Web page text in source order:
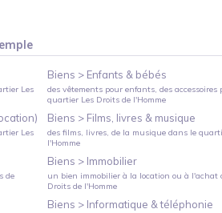
Les
Les
de
Biens > Enfants & bébés
des vêtements pour enfants, des accessoires
quartier Les Droits de l'Homme
Biens > Films, livres & musique
des films, livres, de la musiquedans le
l'Homme
Biens > Immobilier
un bien immobilier à la location ou à l'achat
Droits de l'Homme
Biens > Informatique & téléphonie